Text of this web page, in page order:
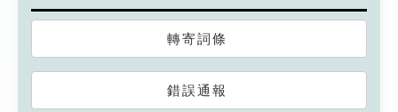
轉寄詞條
錯誤通報